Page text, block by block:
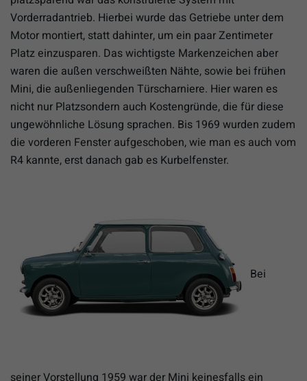
Vorderradantrieb. Hierbei wurde das Getriebe unter dem
Motor montiert, statt dahinter, um ein paar Zentimeter
Platz einzusparen. Das wichtigste Markenzeichen aber
waren die außen verschweißten Nähte, sowie bei frühen
Mini, die außenliegenden Türscharniere. Hier waren es
nicht nur Platzsondern auch Kostengründe, die für diese
ungewöhnliche Lösung sprachen. Bis 1969 wurden zudem
die vorderen Fenster aufgeschoben, wie man es auch vom
R4 kannte, erst danach gab es Kurbelfenster.
Bei
seiner Vorstellung 1959 war der Mini keinesfalls ein